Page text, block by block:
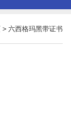
> 六西格玛黑带证书